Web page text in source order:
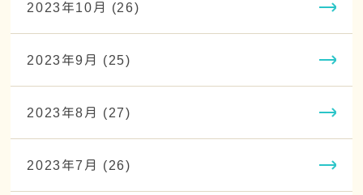
2023年10月 (26)
2023年9月 (25)
2023年8月 (27)
2023年7月 (26)